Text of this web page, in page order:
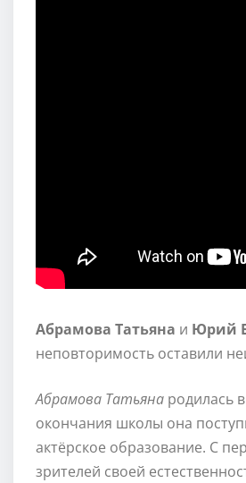
Абрамова Татьяна и Юрий
неповторимость оставили
Абрамова Татьяна родилась
окончания школы она
актёрское образование. С
зрителей своей